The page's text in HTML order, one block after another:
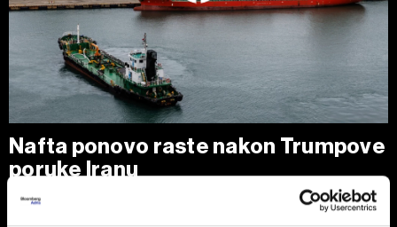
Nafta ponovo raste nakon Trumpove
poruke Iranu
Cene nafte porasle su nakon najvećeg dnevnog pada u
poslednjih nedelju dana, pošto je predsednik SAD Donald